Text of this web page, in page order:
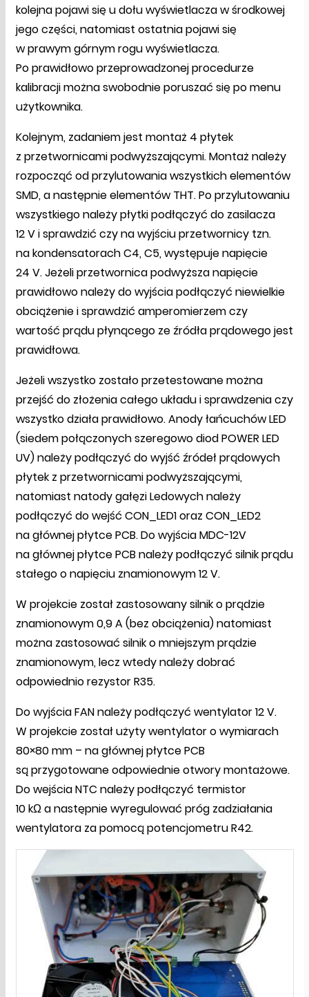
kolejna pojawi się u dołu wyświetlacza w środkowej
jego części, natomiast ostatnia pojawi się
w prawym górnym rogu wyświetlacza.
Po prawidłowo przeprowadzonej procedurze
kalibracji można swobodnie poruszać się po menu
użytkownika.
Kolejnym, zadaniem jest montaż 4 płytek
z przetwornicami podwyższającymi. Montaż należy
rozpocząć od przylutowania wszystkich elementów
SMD, a następnie elementów THT. Po przylutowaniu
wszystkiego należy płytki podłączyć do zasilacza
12 V i sprawdzić czy na wyjściu przetwornicy tzn.
na kondensatorach C4, C5, występuje napięcie
24 V. Jeżeli przetwornica podwyższa napięcie
prawidłowo należy do wyjścia podłączyć niewielkie
obciążenie i sprawdzić amperomierzem czy
wartość prądu płynącego ze źródła prądowego jest
prawidłowa.
Jeżeli wszystko zostało przetestowane można
przejść do złożenia całego układu i sprawdzenia czy
wszystko działa prawidłowo. Anody łańcuchów LED
(siedem połączonych szeregowo diod POWER LED
UV) należy podłączyć do wyjść źródeł prądowych
płytek z przetwornicami podwyższającymi,
natomiast natody gałęzi Ledowych należy
podłączyć do wejść CON_LED1 oraz CON_LED2
na głównej płytce PCB. Do wyjścia MDC-12V
na głównej płytce PCB należy podłączyć silnik prądu
stałego o napięciu znamionowym 12 V.
W projekcie został zastosowany silnik o prądzie
znamionowym 0,9 A (bez obciążenia) natomiast
można zastosować silnik o mniejszym prądzie
znamionowym, lecz wtedy należy dobrać
odpowiednio rezystor R35.
Do wyjścia FAN należy podłączyć wentylator 12 V.
W projekcie został użyty wentylator o wymiarach
80×80 mm – na głównej płytce PCB
są przygotowane odpowiednie otwory montażowe.
Do wejścia NTC należy podłączyć termistor
10 kΩ a następnie wyregulować próg zadziałania
wentylatora za pomocą potencjometru R42.